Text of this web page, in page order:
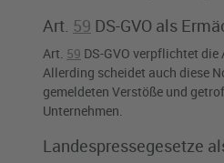
Art. 59 DS-GVO als
Art. 59 DS-GVO verpflichtet die
Allerding scheidet auch diese
gemeldeten Verstöße und
Unternehmen.
Landespressegesetze